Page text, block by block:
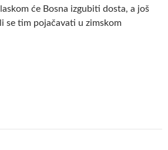
će Bosna izgubiti dosta, a još
se tim pojačavati u zimskom